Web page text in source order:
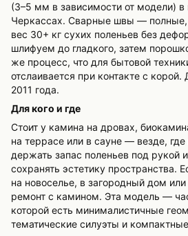
(3–5 мм в зависимости от модели)
Черкассах. Сварные швы —
вес 30+ кг сухих поленьев без
шлифуем до гладкого, затем
же процесс, что для бытовой
отслаивается при контакте с
2011 года.
Для кого и где
Стоит у камина на дровах,
на террасе или в сауне — везде,
держать запас поленьев под рукой
сохранять эстетику пространства.
на новоселье, в загородный дом
ремонт с камином. Эта модель —
которой есть минималистичные
тематические силуэты и